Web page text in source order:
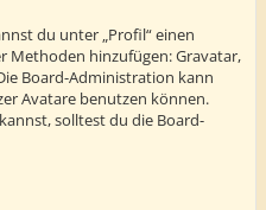
du unter „Profil“ einen
Methoden hinzufügen: Gravatar,
Board-Administration kann
Avatare benutzen können.
solltest du die Board-